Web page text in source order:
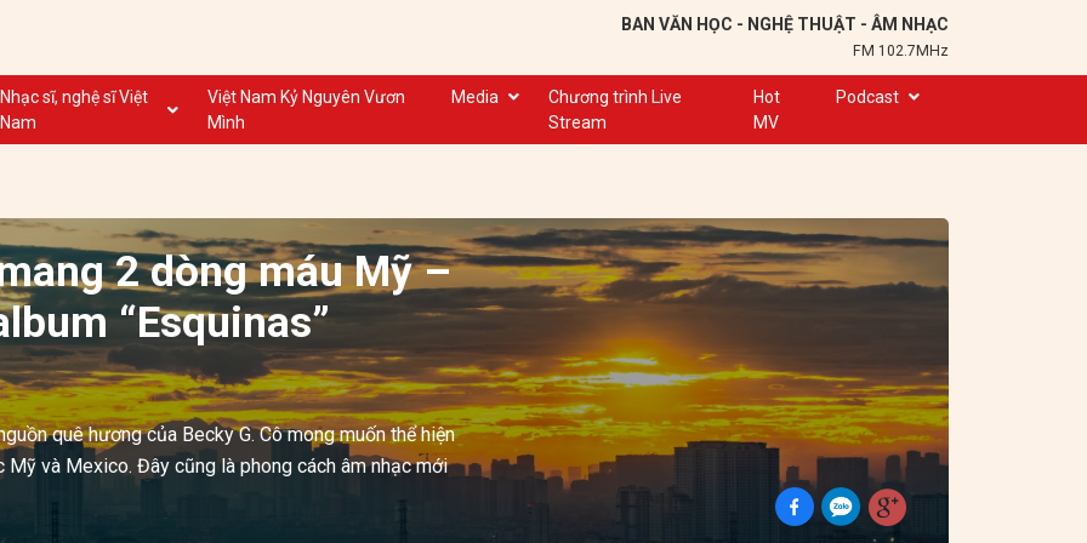
BAN VĂN HỌC - NGHỆ THUẬT - ÂM NHẠC
FM 102.7MHz
Nhạc sĩ, nghệ sĩ Việt
Nam
Nghệ sĩ biểu diễn VN
Nhạc sĩ, nghệ sĩ VOV
Việt Nam Kỷ Nguyên Vươn
Mình
Media
Dân ca
Nước ngoài
Chương trình Live
Stream
Hot
MV
Podcast
Trạm 102,7
Hành trình sáng tạo
Kể chuyện và hát ru
2 dòng máu Mỹ –
“Esquinas”
quê hương của Becky G. Cô mong muốn thể hiện
và Mexico. Đây cũng là phong cách âm nhạc mới